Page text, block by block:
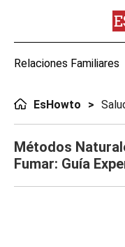
Relaciones Familiares
EsHowto
Métodos
Fumar: Guía